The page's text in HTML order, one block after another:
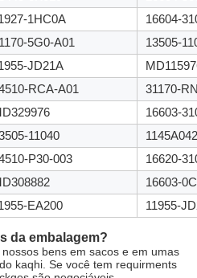
1HC0A
16604-
5G0-A01
13505-
JD21A
RCA-A01
31170-
16603-
11040
1145A042
P30-003
16620-
16603-
EA200 11955-
da embalagem?
bens em sacos e em umas
kaqhi. Se você tem requirments